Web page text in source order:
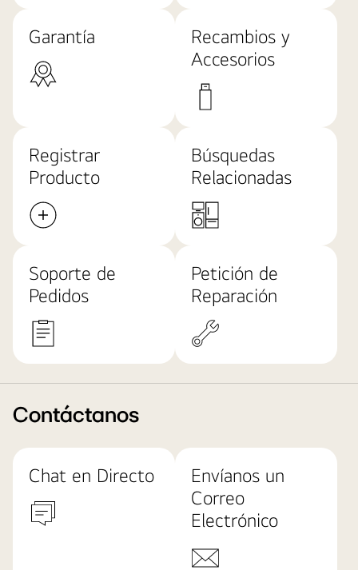
Garantía
Recambios y
Accesorios
Registrar
Producto
Búsquedas
Relacionadas
Soporte de
Pedidos
Petición de
Reparación
Contáctanos
Chat en Directo
Envíanos un
Correo
Electrónico